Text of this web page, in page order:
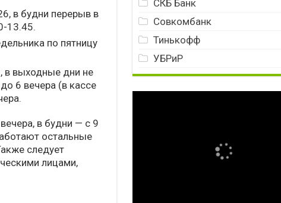
в будни перерыв в
13.45.
по пятницу
в выходные дни не
6 вечера (в кассе
в будни — с 9
остальные
следует
лицами,
СКБ Банк
Совкомбанк
Тинькофф
УБРиР